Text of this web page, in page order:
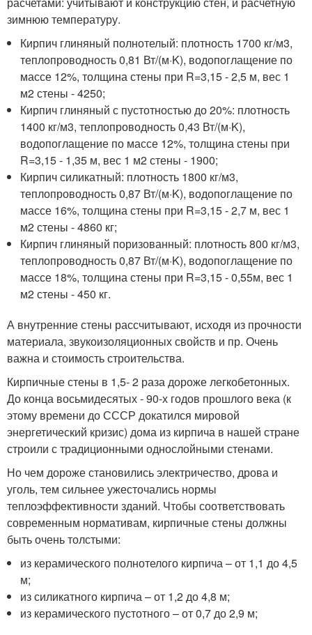
зимнюю температуру.
Кирпич глиняный полнотелый: плотность 1700 кг/м3,
теплопроводность 0,81 Вт/(м·K), водопоглащение по
массе 12%, толщина стены при R=3,15 - 2,5 м, вес 1
м2 стены - 4250;
Кирпич глиняный с пустотностью до 20%: плотность
1400 кг/м3, теплопроводность 0,43 Вт/(м·K),
водопоглащение по массе 12%, толщина стены при
R=3,15 - 1,35 м, вес 1 м2 стены - 1900;
Кирпич силикатный: плотность 1800 кг/м3,
теплопроводность 0,87 Вт/(м·K), водопоглащение по
массе 16%, толщина стены при R=3,15 - 2,7 м, вес 1
м2 стены - 4860 кг;
Кирпич глиняный поризованный: плотность 800 кг/м3,
теплопроводность 0,87 Вт/(м·K), водопоглащение по
массе 18%, толщина стены при R=3,15 - 0,55м, вес 1
м2 стены - 450 кг.
А внутренние стены рассчитывают, исходя из прочности
материала, звукоизоляционных свойств и пр. Очень
важна и стоимость строительства.
Кирпичные стены в 1,5- 2 раза дороже легкобетонных.
До конца восьмидесятых - 90-х годов прошлого века (к
этому времени до СССР докатился мировой
энергетический кризис) дома из кирпича в нашей стране
строили с традиционными однослойными стенами.
Но чем дороже становились электричество, дрова и
уголь, тем сильнее ужесточались нормы
теплоэффективности зданий. Чтобы соответствовать
современным нормативам, кирпичные стены должны
быть очень толстыми:
из керамического полнотелого кирпича – от 1,1 до 4,5
м;
из силикатного кирпича – от 1,2 до 4,8 м;
из керамического пустотного – от 0,7 до 2,9 м;